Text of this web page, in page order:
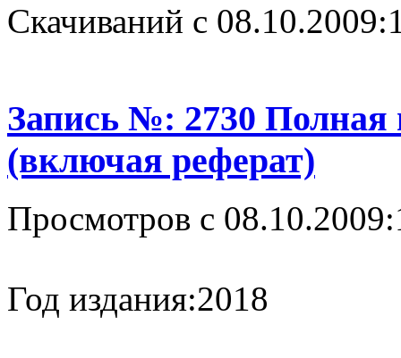
Cкачиваний с 08.10.2009:
Запись №: 2730 Полная
(включая реферат)
Просмотров с 08.10.2009:
Год издания:2018